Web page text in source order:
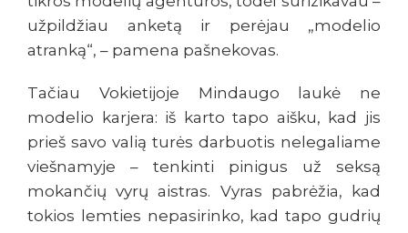
užpildžiau anketą ir perėjau „modelio
atranką“, – pamena pašnekovas.
Tačiau Vokietijoje Mindaugo laukė ne
modelio karjera: iš karto tapo aišku, kad jis
prieš savo valią turės darbuotis nelegaliame
viešnamyje – tenkinti pinigus už seksą
mokančių vyrų aistras. Vyras pabrėžia, kad
tokios lemties nepasirinko, kad tapo gudrių